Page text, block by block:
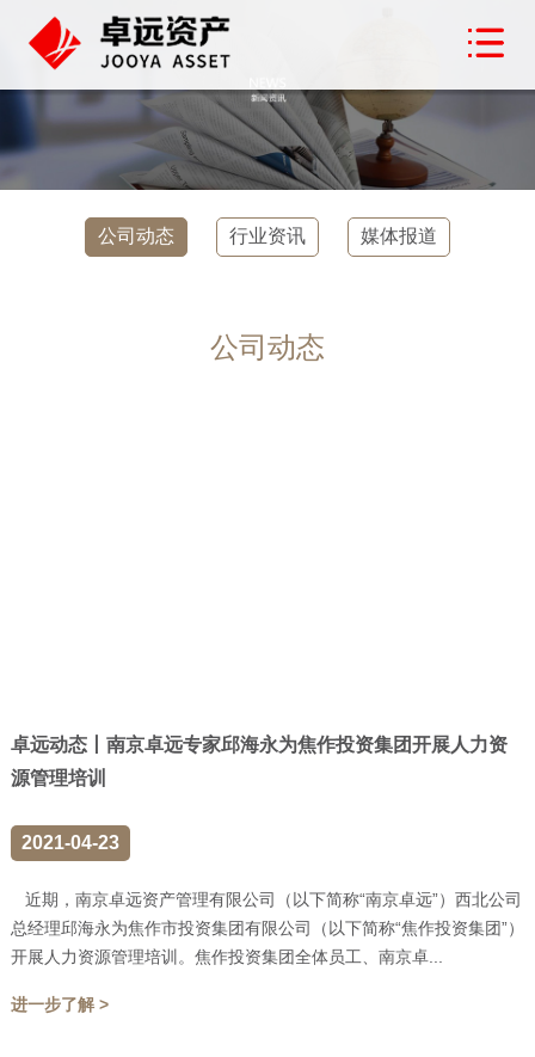
公司动态 行业资讯 媒体报道
公司动态
卓远动态丨南京卓远专家邱海永为焦作投资集团开展人力资
源管理培训
2021-04-23
近期，南京卓远资产管理有限公司（以下简称“南京卓远”）西北公司
总经理邱海永为焦作市投资集团有限公司（以下简称“焦作投资集团”）
开展人力资源管理培训。焦作投资集团全体员工、南京卓...
进一步了解 >